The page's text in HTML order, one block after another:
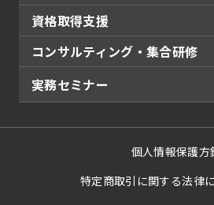
資格取得支援
コンサルティング・集合研修
実務セミナー
個人情報保護方
特定商取引に関する法律